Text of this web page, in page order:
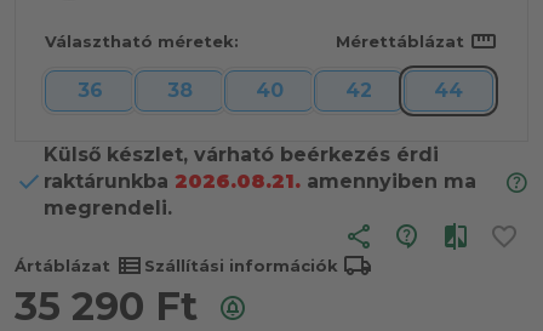
Választható méretek: Mérettáblázat straighten
36 38 40 42 44
Külső készlet, várható beérkezés érdi
raktárunkba 2026.08.21. amennyiben ma
megrendeli.
share
Ártáblázat view_list Szállítási információk local_shipping
35 290 Ft